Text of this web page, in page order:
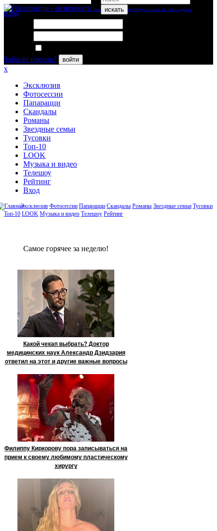
искать
вход
Забыли пароль?
войти
x
Эксклюзив
Фотосессии
Папарацци
Скандалы
Романы
Звездные семьи
Тусовки
Топ-10
LOOK
Музыка и видео
Телешоу
Рейтинг
Вход
Эксклюзив Фотосессии Папарацци Скандалы Романы Звездные семьи Тусовки
Топ-10 LOOK Музыка и видео Телешоу Рейтинг
Сaмое гoрячее за неделю!
Какой чекап выбрать? Доктор
медицинских наук Александр Дзидзария
ответил на этот и другие важные вопросы
Филиппу Киркорову пора записываться на
прием к своему любимому пластическому
хирургу